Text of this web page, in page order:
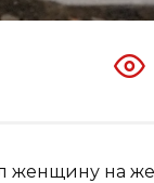
женщину на